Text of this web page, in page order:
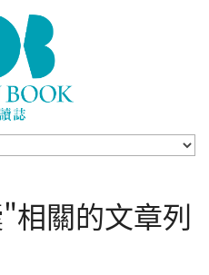
相關的文章列